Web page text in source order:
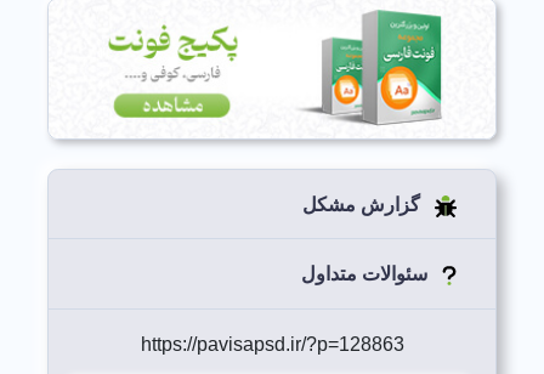
گزارش مشکل
سئوالات متداول
https://pavisapsd.ir/?p=128863